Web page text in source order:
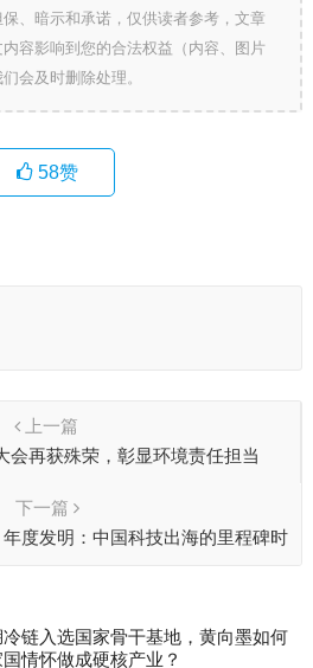
、暗示和承诺，仅供读者参考，文章
容影响到您的合法权益（内容、图片
会及时删除处理。
58赞
上一篇
会再获殊荣，彰显环境责任担当
下一篇
度发明：中国科技出海的里程碑时
冷链入选国家骨干基地，黄向墨如何
情怀做成硬核产业？